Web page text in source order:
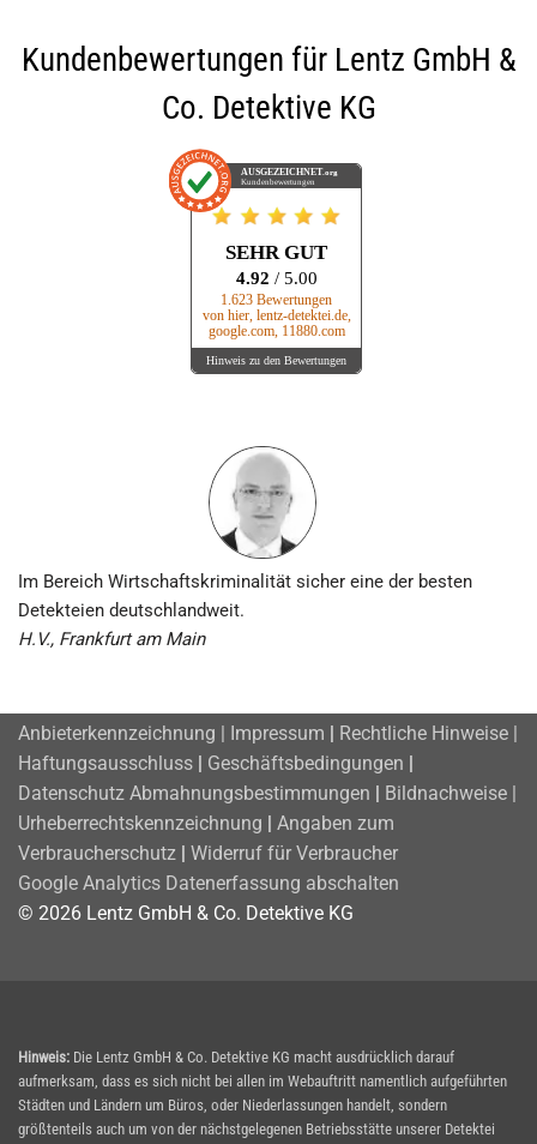
Kundenbewertungen für Lentz GmbH &
Co. Detektive KG
AUSGEZEICHNET .org
Kundenbewertungen
SEHR GUT
4.92 / 5.00
1.623 Bewertungen
von hier, lentz-detektei.de,
google.com, 11880.com
Hinweis zu den Bewertungen
Im Bereich Wirtschafts­kriminalität sicher eine der besten
Detekteien deutschlandweit.
H.V., Frankfurt am Main
Anbieterkennzeichnung | Impressum | Rechtliche Hinweise |
Haftungsausschluss | Geschäftsbedingungen |
Datenschutz Abmahnungsbestimmungen | Bildnachweise |
Urheberrechtskennzeichnung | Angaben zum
Verbraucherschutz | Widerruf für Verbraucher
Google Analytics Datenerfassung abschalten
© 2026 Lentz GmbH & Co. Detektive KG
Hinweis: Die Lentz GmbH & Co. Detektive KG macht ausdrücklich darauf
aufmerksam, dass es sich nicht bei allen im Webauftritt namentlich aufgeführten
Städten und Ländern um Büros, oder Niederlassungen handelt, sondern
größtenteils auch um von der nächstgelegenen Betriebsstätte unserer Detektei